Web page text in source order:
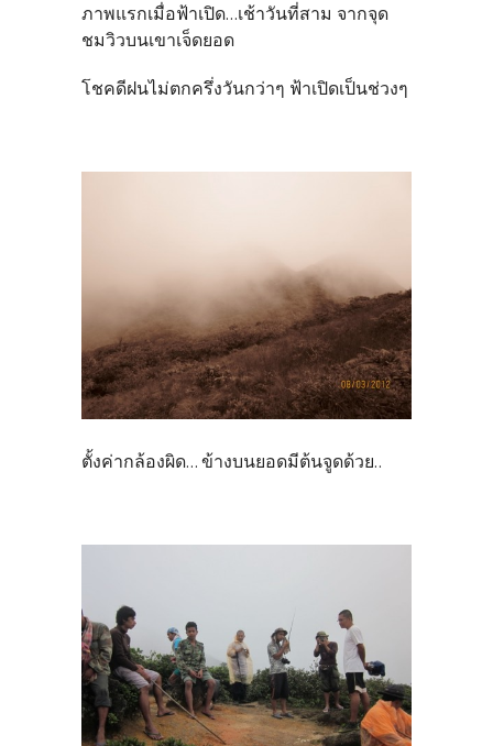
ภาพแรกเมื่อฟ้าเปิด...เช้าวันที่สาม จากจุด
ชมวิวบนเขาเจ็ดยอด
โชคดีฝนไม่ตกครึ่งวันกว่าๆ ฟ้าเปิดเป็นช่วงๆ
ตั้งค่ากล้องผิด... ข้างบนยอดมีต้นจูดด้วย..